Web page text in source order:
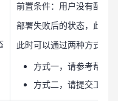
前置条件：用户没有配置“
部署失败后的状态，此时
此时可以通过两种方式解
方式一，请参考帮助
方式二，请提交工单